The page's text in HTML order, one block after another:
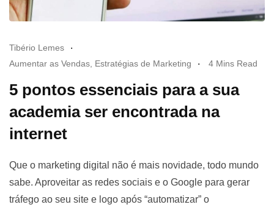
Tibério Lemes
Aumentar as Vendas Estratégias de Marketing 4 Mins Read
5 pontos essenciais para a sua
academia ser encontrada na
internet
Que o marketing digital não é mais novidade, todo mundo
sabe. Aproveitar as redes sociais e o Google para gerar
tráfego ao seu site e logo após “automatizar” o